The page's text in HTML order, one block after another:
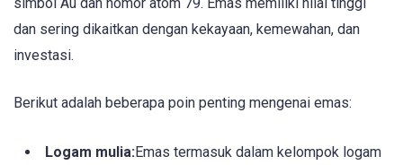
simbol Au dan nomor atom 79. Emas memiliki nilai tinggi
dan sering dikaitkan dengan kekayaan, kemewahan, dan
investasi.
Berikut adalah beberapa poin penting mengenai emas:
Logam mulia:Emas termasuk dalam kelompok logam